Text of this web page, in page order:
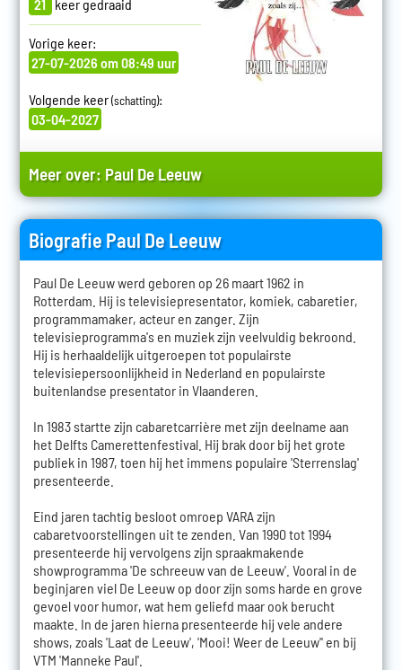
21 keer gedraaid
Vorige keer:
27-07-2026 om 08:49 uur
Volgende keer(schatting):
03-04-2027
Meer over: Paul De Leeuw
Biografie Paul De Leeuw
Paul De Leeuw werd geboren op 26 maart 1962 in
Rotterdam. Hij is televisiepresentator, komiek, cabaretier,
programmamaker, acteur en zanger. Zijn
televisieprogramma's en muziek zijn veelvuldig bekroond.
Hij is herhaaldelijk uitgeroepen tot populairste
televisiepersoonlijkheid in Nederland en populairste
buitenlandse presentator in Vlaanderen.
In 1983 startte zijn cabaretcarrière met zijn deelname aan
het Delfts Camerettenfestival. Hij brak door bij het grote
publiek in 1987, toen hij het immens populaire 'Sterrenslag'
presenteerde.
Eind jaren tachtig besloot omroep VARA zijn
cabaretvoorstellingen uit te zenden. Van 1990 tot 1994
presenteerde hij vervolgens zijn spraakmakende
showprogramma 'De schreeuw van de Leeuw'. Vooral in de
beginjaren viel De Leeuw op door zijn soms harde en grove
gevoel voor humor, wat hem geliefd maar ook berucht
maakte. In de jaren hierna presenteerde hij vele andere
shows, zoals 'Laat de Leeuw', 'Mooi! Weer de Leeuw'' en bij
VTM 'Manneke Paul'.